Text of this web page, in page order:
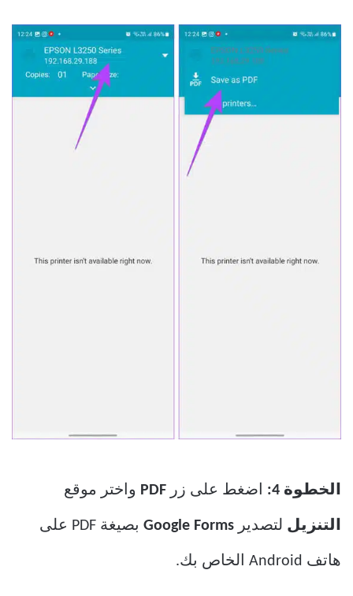
الخطوة 4: اضغط على زر PDF واختر موقع
التنزيل لتصدير Google Forms بصيغة PDF على
هاتف Android الخاص بك.